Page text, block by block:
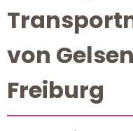
von
Freiburg